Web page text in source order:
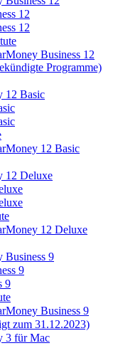
12
12
Business 12
Programme)
12 Basic
12 Basic
12 Deluxe
12 Deluxe
9
9
9
Business 9
zum 31.12.2023)
3 für Mac